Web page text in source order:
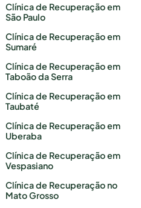
Clínica de Recuperação em
São Paulo
Clínica de Recuperação em
Sumaré
Clínica de Recuperação em
Taboão da Serra
Clínica de Recuperação em
Taubaté
Clínica de Recuperação em
Uberaba
Clínica de Recuperação em
Vespasiano
Clínica de Recuperação no
Mato Grosso